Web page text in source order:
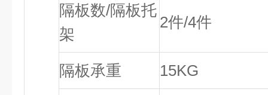
隔板数/隔板托
架
2件/4件
隔板承重 15KG